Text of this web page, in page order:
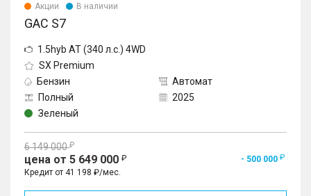
Акции В наличии
GAC S7
1.5hyb AT (340 л.с.) 4WD
SX Premium
Бензин
Автомат
Полный
2025
Зеленый
6 149 000
цена от 5 649 000
- 500 000
Кредит от 41 198 ₽/мес.